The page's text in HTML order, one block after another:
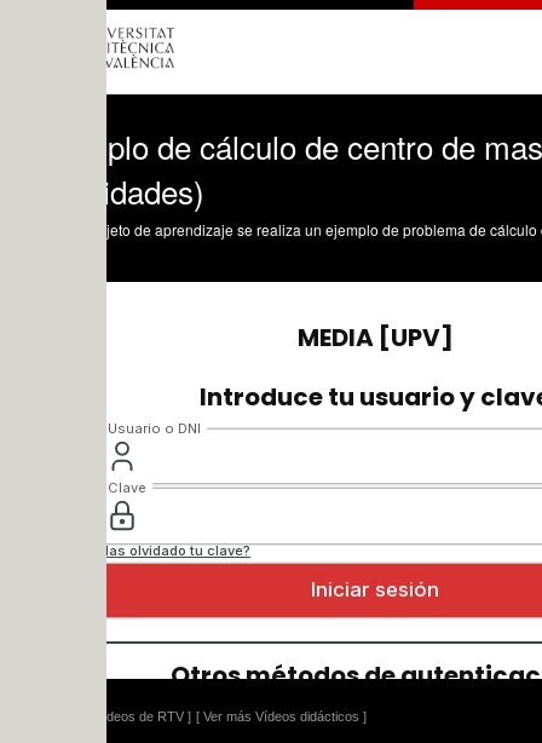
de cálculo de centro de masas de
[ Ver más Vídeos didácticos ]